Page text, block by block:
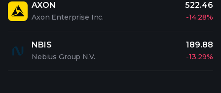
AXON
Axon Enterprise Inc.
522.46
-14.28%
NBIS
Nebius Group N.V.
189.88
-13.29%